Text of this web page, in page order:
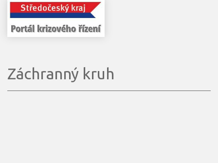
Záchranný kruh